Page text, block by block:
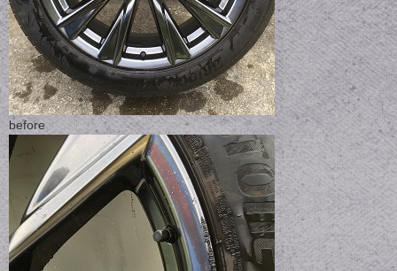
before